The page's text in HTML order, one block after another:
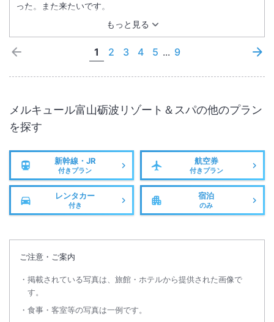
もっと見る
った。また来たいです。
1 2 3 4 5 ... 9
メルキュール富山砺波リゾート＆スパの他のプラン
を探す
新幹線・JR
付きプラン
航空券
付きプラン
レンタカー
付き
宿泊
のみ
ご注意・ご案内
掲載されている写真は、旅館・ホテルから提供された画像で
す。
食事・客室等の写真は一例です。